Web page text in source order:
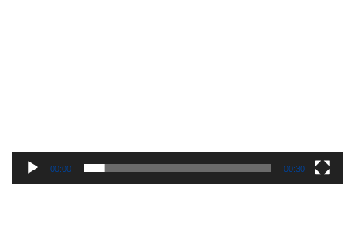
00:00 00:30